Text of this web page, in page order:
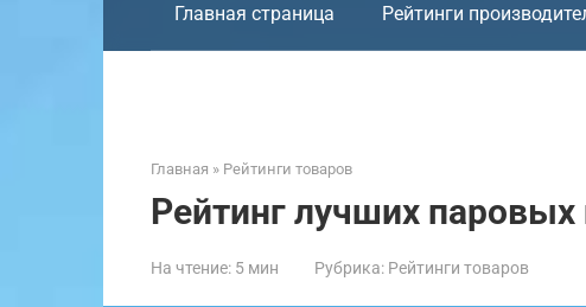
Главная страница Рейтинги
Главная » Рейтинги товаров
Рейтинг лучших
На чтение: 5 мин Рубрика: Рейтинги товаров